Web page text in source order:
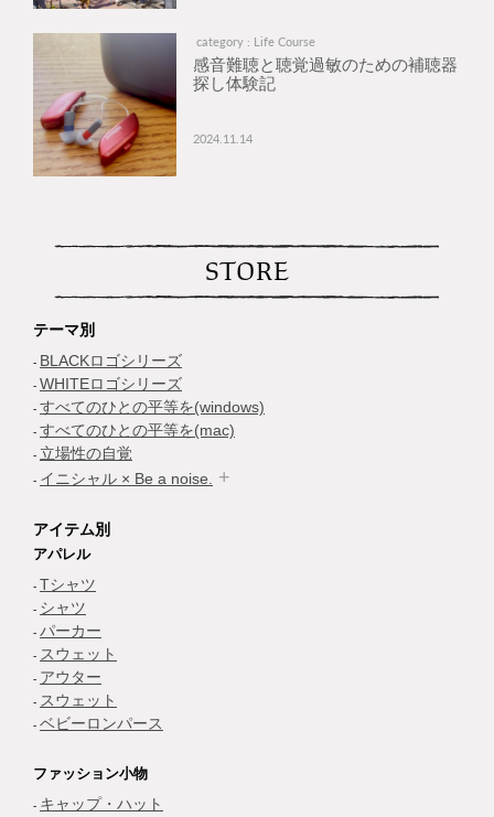
category : Life Course
感音難聴と聴覚過敏のための補聴器
探し体験記
2024.11.14
STORE
テーマ別
BLACKロゴシリーズ
WHITEロゴシリーズ
すべてのひとの平等を(windows)
すべてのひとの平等を(mac)
立場性の自覚
イニシャル × Be a noise.
アイテム別
アパレル
Tシャツ
シャツ
パーカー
スウェット
アウター
スウェット
ベビーロンパース
ファッション小物
キャップ・ハット